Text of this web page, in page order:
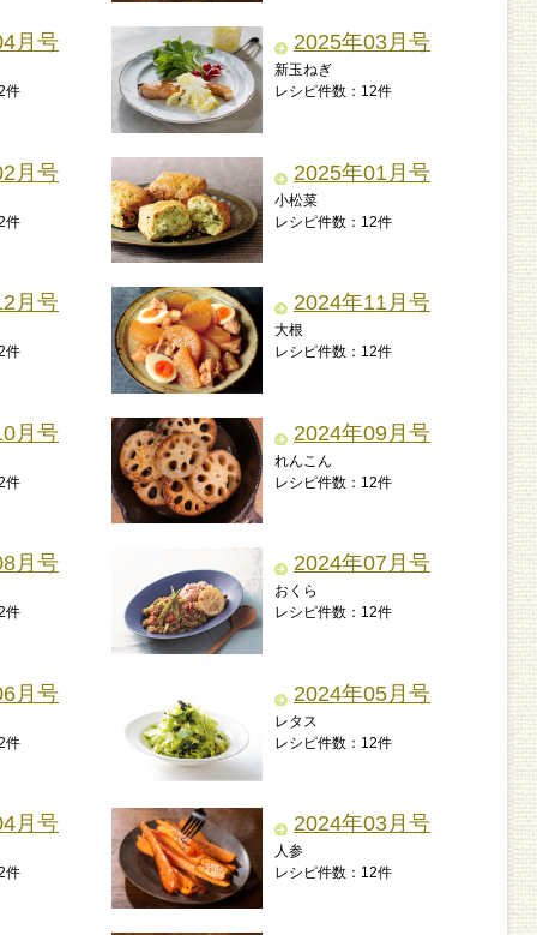
月号
件
2025年03月号
新玉ねぎ
レシピ件数：12件
月号
件
2025年01月号
小松菜
レシピ件数：12件
月号
件
2024年11月号
大根
レシピ件数：12件
月号
件
2024年09月号
れんこん
レシピ件数：12件
月号
件
2024年07月号
おくら
レシピ件数：12件
月号
件
2024年05月号
レタス
レシピ件数：12件
月号
件
2024年03月号
人参
レシピ件数：12件